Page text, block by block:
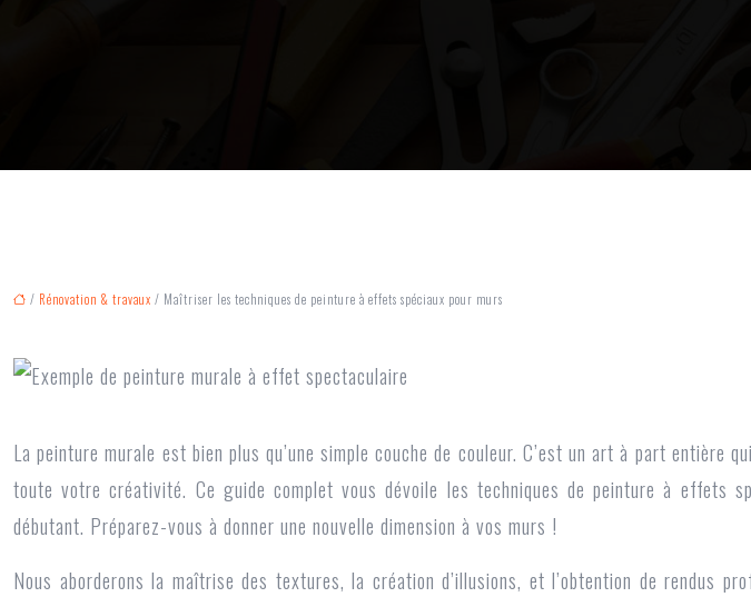
/ Rénovation & travaux / Maîtriser les techniques de peinture à effets spéciaux pour murs
La peinture murale est bien plus qu’une simple couche de couleur. C’est un art à part entière
toute votre créativité. Ce guide complet vous dévoile les techniques de peinture à effets
débutant. Préparez-vous à donner une nouvelle dimension à vos murs !
Nous aborderons la maîtrise des textures, la création d’illusions, et l’obtention de rendus